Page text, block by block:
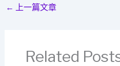
← 上一篇文章
Related